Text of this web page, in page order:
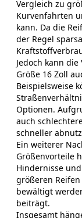
Vergleich zu
Kurvenfahrten
kann. Da die
der Regel
Jedoch kann
Größe 16 Zoll
Beispielsweise
Optionen.
auch
schneller
Ein weiterer
Größenvorteile
Hindernisse
größeren
bewältigt
beiträgt.
Insgesamt